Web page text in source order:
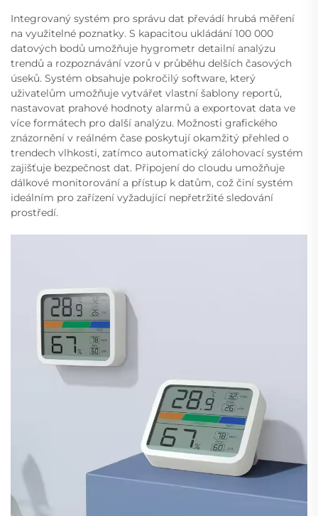
Integrovaný systém pro správu dat převádí hrubá měření
na využitelné poznatky. S kapacitou ukládání 100 000
datových bodů umožňuje hygrometr detailní analýzu
trendů a rozpoznávání vzorů v průběhu delších časových
úseků. Systém obsahuje pokročilý software, který
uživatelům umožňuje vytvářet vlastní šablony reportů,
nastavovat prahové hodnoty alarmů a exportovat data ve
více formátech pro další analýzu. Možnosti grafického
znázornění v reálném čase poskytují okamžitý přehled o
trendech vlhkosti, zatímco automatický zálohovací systém
zajišťuje bezpečnost dat. Připojení do cloudu umožňuje
dálkové monitorování a přístup k datům, což činí systém
ideálním pro zařízení vyžadující nepřetržité sledování
prostředí.